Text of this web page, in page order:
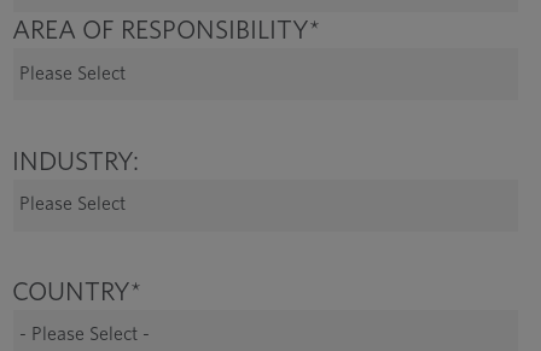
AREA OF RESPONSIBILITY*
INDUSTRY:
COUNTRY*